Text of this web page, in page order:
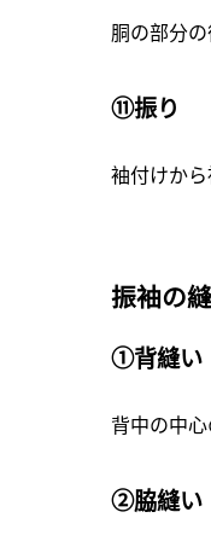
胴の部分の
⑪振り
袖付けか
振袖の
①背縫い
背中の中心
②脇縫い